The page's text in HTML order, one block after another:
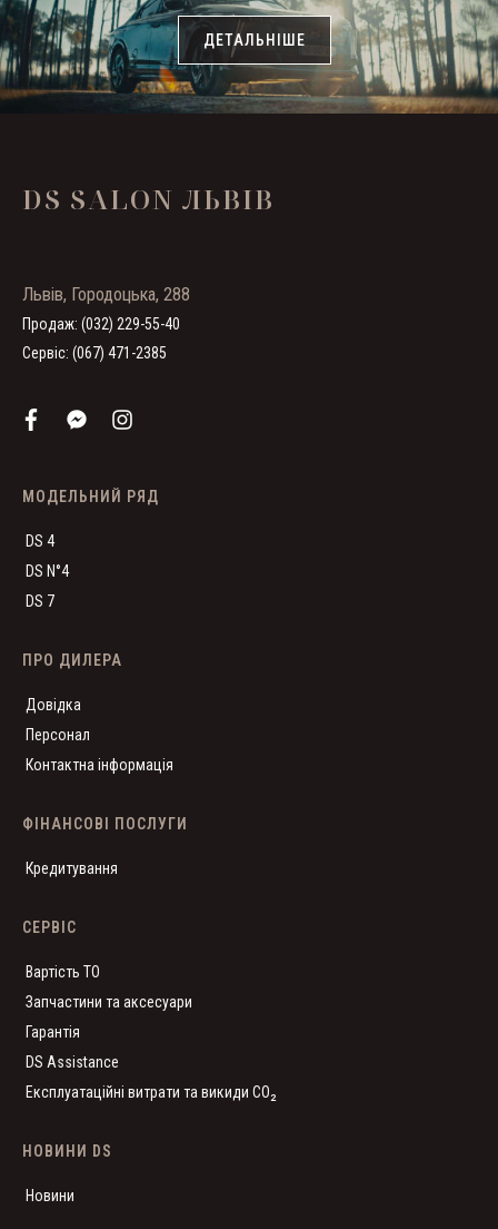
ДЕТАЛЬНІШЕ
DS SALON ЛЬВІВ
Львів, Городоцька, 288
Продаж: (032) 229-55-40
Сервіс: (067) 471-2385
МОДЕЛЬНИЙ РЯД
DS 4
DS N°4
DS 7
ПРО ДИЛЕРА
Довідка
Персонал
Контактна інформація
ФІНАНСОВІ ПОСЛУГИ
Кредитування
СЕРВІС
Вартість ТО
Запчастини та аксесуари
Гарантія
DS Assistance
Експлуатаційні витрати та викиди CO₂
НОВИНИ DS
Новини